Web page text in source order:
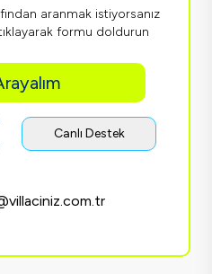
aranmak istiyorsanız
formu doldurun
Canlı Destek